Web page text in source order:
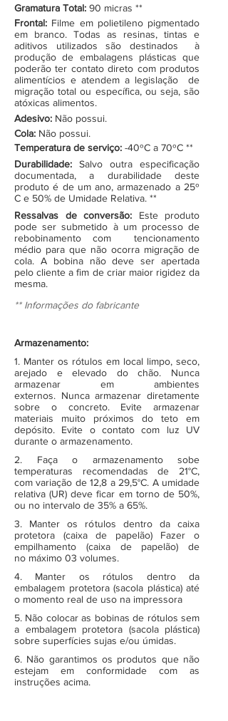
Gramatura Total: 90 micras **
Frontal: Filme em polietileno pigmentado
em branco. Todas as resinas, tintas e
aditivos utilizados são destinados à
produção de embalagens plásticas que
poderão ter contato direto com produtos
alimentícios e atendem a legislação de
migração total ou específica, ou seja, são
atóxicas alimentos.
Adesivo: Não possui.
Cola: Não possui.
Temperatura de serviço: -40ºC a 70ºC **
Durabilidade: Salvo outra especificação
documentada, a durabilidade deste
produto é de um ano, armazenado a 25º
C e 50% de Umidade Relativa. **
Ressalvas de conversão: Este produto
pode ser submetido à um processo de
rebobinamento com tencionamento
médio para que não ocorra migração de
cola. A bobina não deve ser apertada
pelo cliente a fim de criar maior rigidez da
mesma.
** Informações do fabricante
Armazenamento:
1. Manter os rótulos em local limpo, seco,
arejado e elevado do chão. Nunca
armazenar em ambientes
externos. Nunca armazenar diretamente
sobre o concreto. Evite armazenar
materiais muito próximos do teto em
depósito. Evite o contato com luz UV
durante o armazenamento.
2. Faça o armazenamento sobe
temperaturas recomendadas de 21°C,
com variação de 12,8 a 29,5°C. A umidade
relativa (UR) deve ficar em torno de 50%,
ou no intervalo de 35% a 65%.
3. Manter os rótulos dentro da caixa
protetora (caixa de papelão) Fazer o
empilhamento (caixa de papelão) de
no máximo 03 volumes.
4. Manter os rótulos dentro da
embalagem protetora (sacola plástica) até
o momento real de uso na impressora
5. Não colocar as bobinas de rótulos sem
a embalagem protetora (sacola plástica)
sobre superfícies sujas e/ou úmidas.
6. Não garantimos os produtos que não
estejam em conformidade com as
instruções acima.